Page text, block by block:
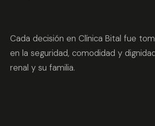
Cada decisión en Clínica Bital fue
en la seguridad, comodidad y
renal y su familia.